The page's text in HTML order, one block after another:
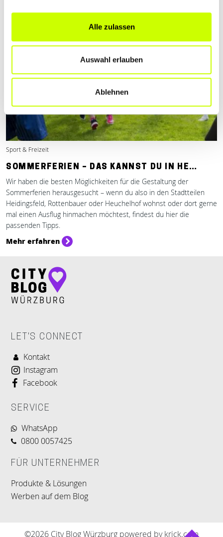
Alle zulassen
Auswahl erlauben
Ablehnen
Sport & Freizeit
SOMMERFERIEN – DAS KANNST DU IN HE…
Wir haben die besten Möglichkeiten für die Gestaltung der
Sommerferien herausgesucht – wenn du also in den Stadtteilen
Heidingsfeld, Rottenbauer oder Heuchelhof wohnst oder dort gerne
mal einen Ausflug hinmachen möchtest, findest du hier die
passenden Tipps.
Mehr erfahren
LET'S CONNECT
Kontakt
Instagram
Facebook
SERVICE
WhatsApp
0800 0057425
FÜR UNTERNEHMER
Produkte & Lösungen
Werben auf dem Blog
©2026 City Blog Würzburg powered by krick.com